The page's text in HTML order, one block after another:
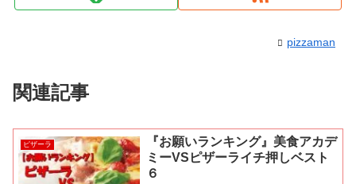
pizzaman
関連記事
ピザーラ
『お願いランキング』美食アカデ
ミーVSピザーライチ押しベスト
６